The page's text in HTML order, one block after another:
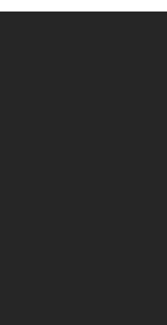
나노
기
말번 파날리티칼
서울 송파구 법원